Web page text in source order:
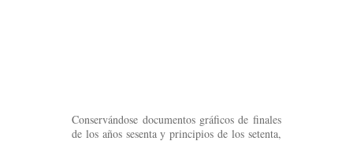
Conservándose documentos gráficos de finales
de los años sesenta y principios de los setenta,